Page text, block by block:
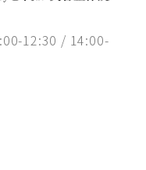
12:30 / 14:00-